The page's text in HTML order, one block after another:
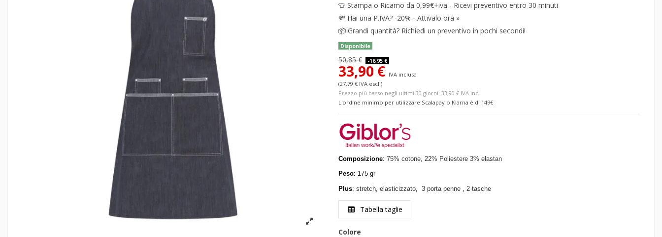
👕 Stampa o Ricamo da 0,99€+iva - Ricevi preventivo entro 30 minuti
💸 Hai una P.IVA? -20% - Attivalo ora »
📦 Grandi quantità? Richiedi un preventivo in pochi secondi!
Disponibile
50,85 € -16,95 €
33,90 € IVA inclusa
(27,79 € IVA escl.)
Prezzo più basso negli ultimi 30 giorni: 33,90 € IVA incl.
L'ordine minimo per utilizzare Scalapay o Klarna è di 149€
Composizione: 75% cotone, 22% Poliestere 3% elastan
Peso: 175 gr
Plus: stretch, elasticizzato, 3 porta penne , 2 tasche
Tabella taglie
Colore